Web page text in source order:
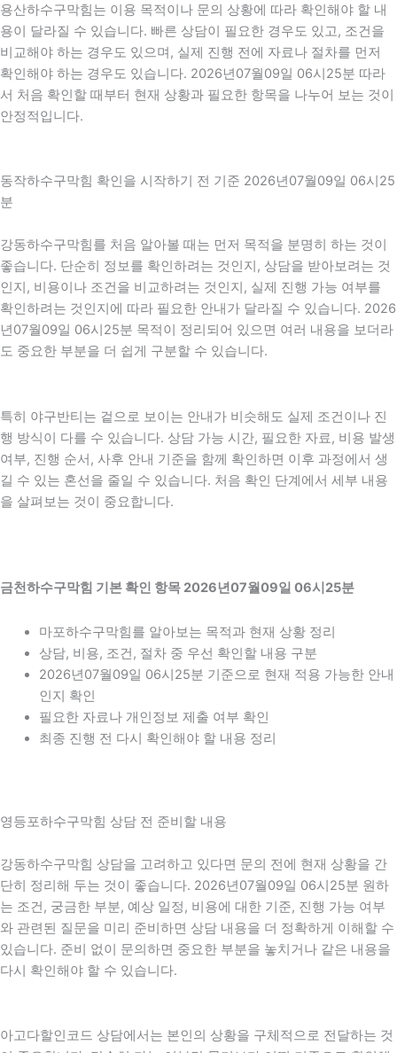
용산하수구막힘는 이용 목적이나 문의 상황에 따라 확인해야 할 내
용이 달라질 수 있습니다. 빠른 상담이 필요한 경우도 있고, 조건을
비교해야 하는 경우도 있으며, 실제 진행 전에 자료나 절차를 먼저
확인해야 하는 경우도 있습니다. 2026년07월09일 06시25분 따라
서 처음 확인할 때부터 현재 상황과 필요한 항목을 나누어 보는 것이
안정적입니다.
동작하수구막힘 확인을 시작하기 전 기준 2026년07월09일 06시25
분
강동하수구막힘를 처음 알아볼 때는 먼저 목적을 분명히 하는 것이
좋습니다. 단순히 정보를 확인하려는 것인지, 상담을 받아보려는 것
인지, 비용이나 조건을 비교하려는 것인지, 실제 진행 가능 여부를
확인하려는 것인지에 따라 필요한 안내가 달라질 수 있습니다. 2026
년07월09일 06시25분 목적이 정리되어 있으면 여러 내용을 보더라
도 중요한 부분을 더 쉽게 구분할 수 있습니다.
특히 야구반티는 겉으로 보이는 안내가 비슷해도 실제 조건이나 진
행 방식이 다를 수 있습니다. 상담 가능 시간, 필요한 자료, 비용 발생
여부, 진행 순서, 사후 안내 기준을 함께 확인하면 이후 과정에서 생
길 수 있는 혼선을 줄일 수 있습니다. 처음 확인 단계에서 세부 내용
을 살펴보는 것이 중요합니다.
금천하수구막힘 기본 확인 항목 2026년07월09일 06시25분
마포하수구막힘를 알아보는 목적과 현재 상황 정리
상담, 비용, 조건, 절차 중 우선 확인할 내용 구분
2026년07월09일 06시25분 기준으로 현재 적용 가능한 안내
인지 확인
필요한 자료나 개인정보 제출 여부 확인
최종 진행 전 다시 확인해야 할 내용 정리
영등포하수구막힘 상담 전 준비할 내용
강동하수구막힘 상담을 고려하고 있다면 문의 전에 현재 상황을 간
단히 정리해 두는 것이 좋습니다. 2026년07월09일 06시25분 원하
는 조건, 궁금한 부분, 예상 일정, 비용에 대한 기준, 진행 가능 여부
와 관련된 질문을 미리 준비하면 상담 내용을 더 정확하게 이해할 수
있습니다. 준비 없이 문의하면 중요한 부분을 놓치거나 같은 내용을
다시 확인해야 할 수 있습니다.
아고다할인코드 상담에서는 본인의 상황을 구체적으로 전달하는 것